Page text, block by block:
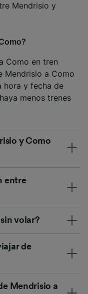
Mendrisio y
Como en tren
Mendrisio a Como
hora y fecha de
menos trenes
y Como
entre
volar?
de
Mendrisio a